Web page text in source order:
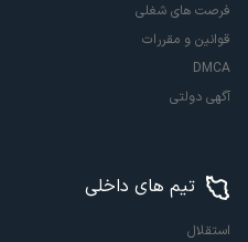
فرصت های شغلی
قوانین و مقررات
DMCA
آگهی دولتی
تیم های داخلی
استقلال